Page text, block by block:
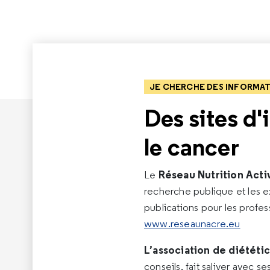
JE CHERCHE DES
Des sites
le cancer
Le Réseau Nutrition
recherche publique et les
publications pour les
www.reseaunacre.eu
L’association de
conseils, fait saliver avec